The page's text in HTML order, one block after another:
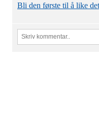
Bli den første til å like